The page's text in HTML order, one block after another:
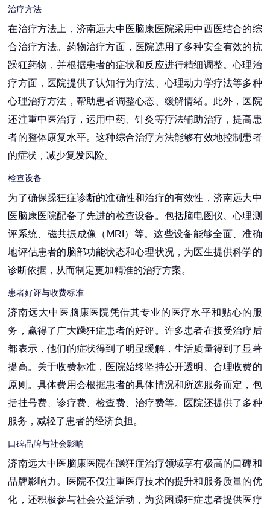
治疗方法
在治疗方法上，济南远大中医脑康医院采用中西医结合的综
合治疗方法。药物治疗方面，医院选用了多种安全有效的抗
躁狂药物，并根据患者的症状和反应进行精细调整。心理治
疗方面，医院提供了认知行为疗法、心理动力学疗法等多种
心理治疗方法，帮助患者调整心态、缓解情绪。此外，医院
还注重中医治疗，运用中药、针灸等疗法辅助治疗，提高患
者的整体康复水平。这种综合治疗方法能够有效地控制患者
的症状，减少复发风险。
检查设备
为了确保躁狂症诊断的准确性和治疗的有效性，济南远大中
医脑康医院配备了先进的检查设备。包括脑电图仪、心理测
评系统、磁共振成像（MRI）等。这些设备能够全面、准确
地评估患者的脑部功能状态和心理状况，为医生提供科学的
诊断依据，从而制定更加精准的治疗方案。
患者好评与收费标准
济南远大中医脑康医院凭借其专业的医疗水平和贴心的服
务，赢得了广大躁狂症患者的好评。许多患者在接受治疗后
都表示，他们的症状得到了明显缓解，生活质量得到了显著
提高。关于收费标准，医院始终坚持公开透明、合理收费的
原则。具体费用会根据患者的具体情况和所选服务而定，包
括挂号费、诊疗费、检查费、治疗费等。医院还提供了多种
服务，减轻了患者的经济负担。
口碑品牌与社会影响
济南远大中医脑康医院在躁狂症治疗领域享有极高的口碑和
品牌影响力。医院不仅注重医疗技术的提升和服务质量的优
化，还积极参与社会公益活动，为贫困躁狂症患者提供医疗